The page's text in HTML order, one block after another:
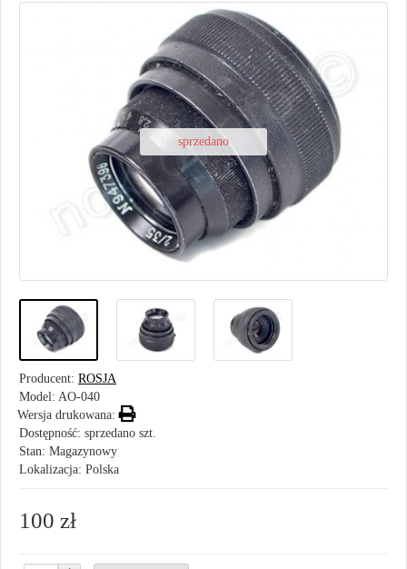
sprzedano
Producent: ROSJA
Model: AO-040
Wersja drukowana:
Dostępność: sprzedano szt.
Stan: Magazynowy
Lokalizacja: Polska
100 zł